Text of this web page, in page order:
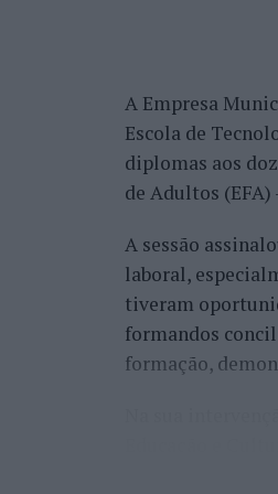
PIIC-me –
promovendo a
um júri
dois critérios
cada uma das
A edição de
categoria,
A Empresa
Escola de
diplomas aos
de Adultos
A sessão
laboral,
tiveram
formandos
formação,
do investimento